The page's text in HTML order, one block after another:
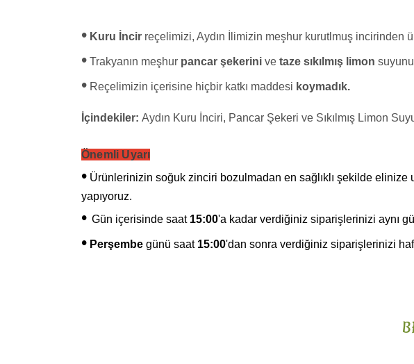
• Kuru İncir reçelimizi, Aydın İlimizin meşhur kurutlmuş incirinden
• Trakyanın meşhur pancar şekerini ve taze sıkılmış limon
• Reçelimizin içerisine hiçbir katkı maddesi koymadık.
İçindekiler: Aydın Kuru İnciri, Pancar Şekeri ve Sıkılmış Limon
Önemli Uyarı
• Ürünlerinizin soğuk zinciri bozulmadan en sağlıklı şekilde
yapıyoruz.
• Gün içerisinde saat 15:00'a kadar verdiğiniz siparişlerinizi aynı
• Perşembe günü saat15:00'dan sonra verdiğiniz siparişlerinizi